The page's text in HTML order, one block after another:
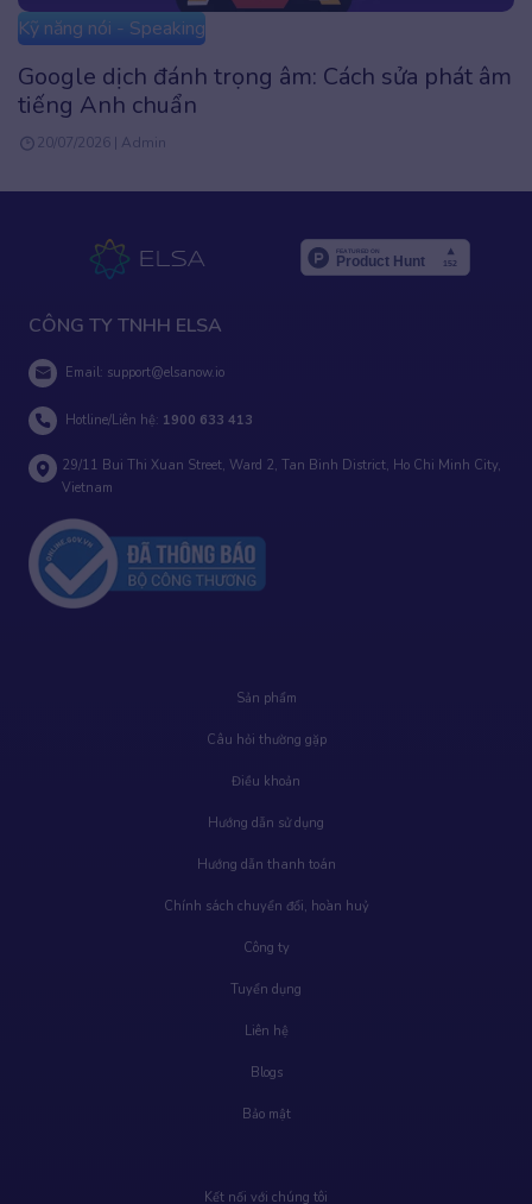
Kỹ năng nói - Speaking
Google dịch đánh trọng âm: Cách sửa phát âm
tiếng Anh chuẩn
20/07/2026 | Admin
CÔNG TY TNHH ELSA
Email: support@elsanow.io
Hotline/Liên hệ: 1900 633 413
29/11 Bui Thi Xuan Street, Ward 2, Tan Binh District, Ho Chi Minh City,
Vietnam
Sản phẩm
Câu hỏi thường gặp
Điều khoản
Hướng dẫn sử dụng
Hướng dẫn thanh toán
Chính sách chuyển đổi, hoàn huỷ
Công ty
Tuyển dụng
Liên hệ
Blogs
Bảo mật
Kết nối với chúng tôi